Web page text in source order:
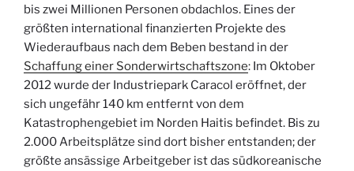
bis zwei Millionen Personen obdachlos. Eines der
größten international finanzierten Projekte des
Wiederaufbaus nach dem Beben bestand in der
Schaffung einer Sonderwirtschaftszone: Im Oktober
2012 wurde der Industriepark Caracol eröffnet, der
sich ungefähr 140 km entfernt von dem
Katastrophengebiet im Norden Haitis befindet. Bis zu
2.000 Arbeitsplätze sind dort bisher entstanden; der
größte ansässige Arbeitgeber ist das südkoreanische